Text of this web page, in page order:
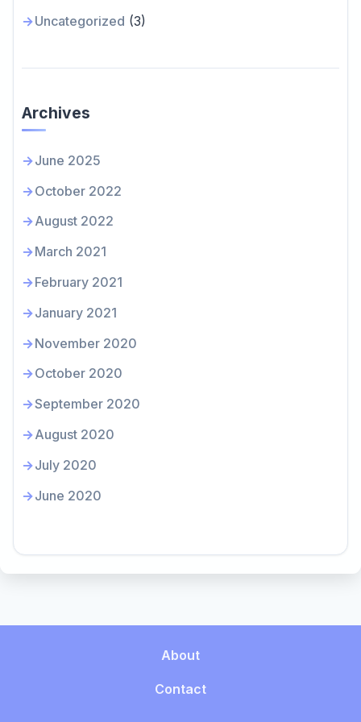
Uncategorized (3)
Archives
June 2025
October 2022
August 2022
March 2021
February 2021
January 2021
November 2020
October 2020
September 2020
August 2020
July 2020
June 2020
About
Contact